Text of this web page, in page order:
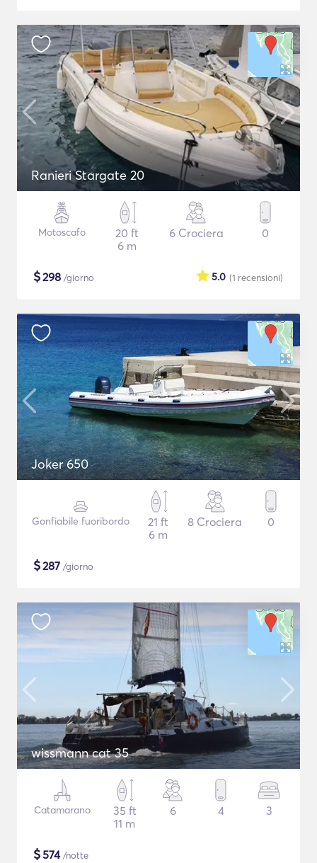
Ranieri Stargate 20
Motoscafo
20 ft
6 m
6 Crociera 0
$298 /giorno (1 recensioni)
5.0
Joker 650
Gonfiabile fuoribordo
21 ft
6 m
8 Crociera 0
$287 /giorno
wissmann cat 35
Catamarano
35 ft
11 m
6 4 3
$574/notte